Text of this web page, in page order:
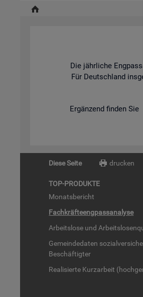
Die jähr­li­che
Für Deutsch­land
Er­gän­zend fin­den Sie
Diese Seite drucken
TOP-PRO­DUK­TE
Mo­nats­be­richt
Fach­kräf­te­eng­pass­ana­ly­se
Ar­beits­lo­se und
Ge­mein­de­da­ten
Be­schäf­tig­ter
Rea­li­sier­te Kurz­ar­beit